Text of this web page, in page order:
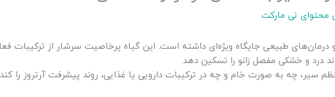
محتوای نی مارکت
درمان‌های طبیعی جایگاه ویژه‌ای داشته است. این گیاه پرخاصیت سرشار از ترکیبات
درد و خشکی مفصل زانو را تسکین دهد.
سیر، چه به صورت خام و چه در ترکیبات دارویی یا غذایی، روند پیشرفت آرتروز را